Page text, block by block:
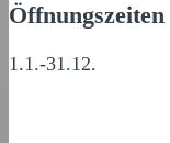
Öffnungszeiten
1.1.-31.12.